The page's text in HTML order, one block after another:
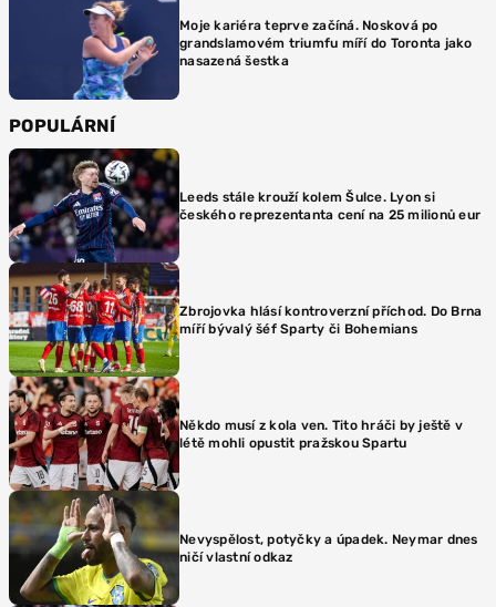
Moje kariéra teprve začíná. Nosková po
grandslamovém triumfu míří do Toronta jako
nasazená šestka
POPULÁRNÍ
Leeds stále krouží kolem Šulce. Lyon si
českého reprezentanta cení na 25 milionů eur
Zbrojovka hlásí kontroverzní příchod. Do Brna
míří bývalý šéf Sparty či Bohemians
Někdo musí z kola ven. Tito hráči by ještě v
létě mohli opustit pražskou Spartu
Nevyspělost, potyčky a úpadek. Neymar dnes
ničí vlastní odkaz